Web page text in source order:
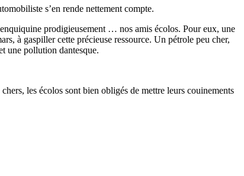
s’en rende nettement compte.
prodigieusement … nos amis écolos. Pour eux, une
à gaspiller cette précieuse ressource. Un pétrole peu cher,
une pollution dantesque.
les écolos sont bien obligés de mettre leurs couinements